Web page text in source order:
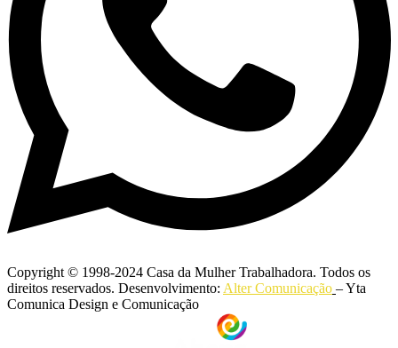
Copyright © 1998-2024 Casa da Mulher Trabalhadora. Todos os
direitos reservados. Desenvolvimento: Alter Comunicação – Yta
Comunica Design e Comunicação